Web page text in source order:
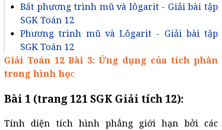
Bất phương trình mũ và lôgarit - Giải bài tập
SGK Toán 12
Phương trình mũ và Lôgarit - Giải bài tập
SGK Toán 12
Giải Toán 12 Bài 3: Ứng dụng của tích phân
trong hình học
Bài 1 (trang 121 SGK Giải tích 12):
Tính diện tích hình phẳng giới hạn bởi các